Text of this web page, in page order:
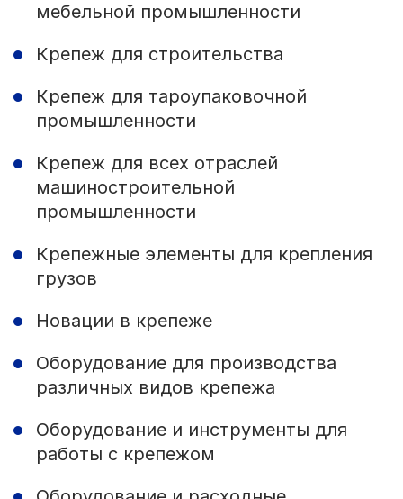
мебельной промышленности
Крепеж для строительства
Крепеж для тароупаковочной
промышленности
Крепеж для всех отраслей
машиностроительной
промышленности
Крепежные элементы для крепления
грузов
Новации в крепеже
Оборудование для производства
различных видов крепежа
Оборудование и инструменты для
работы с крепежом